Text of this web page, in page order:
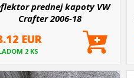
prednej kapoty VW
Crafter 2006-18
EUR
2 KS